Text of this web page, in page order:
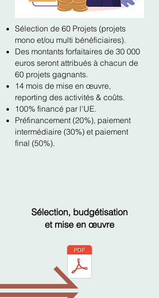
Sélection de 60 Projets (projets
mono et/ou multi bénéficiaires).
Des montants forfaitaires de 30 000
euros seront attribués à chacun de
60 projets gagnants.
14 mois de mise en œuvre,
reporting des activités & coûts.
100% financé par l'UE.
Préfinancement (20%), paiement
intermédiaire (30%) et paiement
final (50%).
Sélection, budgétisation
et mise en œuvre